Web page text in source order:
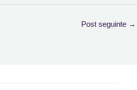
Post seguinte →